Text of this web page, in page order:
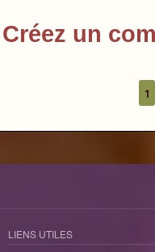
Créez un
1
LIENS UTILES